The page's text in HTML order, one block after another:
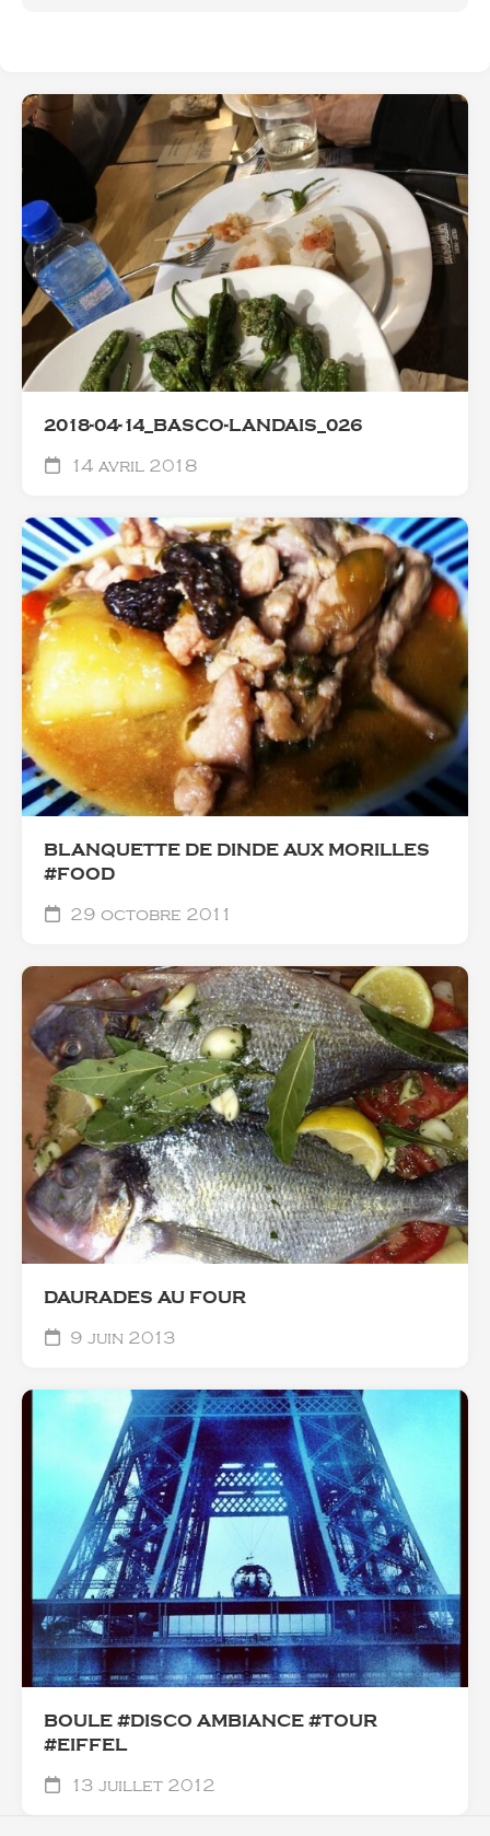
2018-04-14_BASCO-LANDAIS_026
14 avril 2018
BLANQUETTE DE DINDE AUX MORILLES
#FOOD
29 octobre 2011
DAURADES AU FOUR
9 juin 2013
BOULE #DISCO AMBIANCE #TOUR
#EIFFEL
13 juillet 2012